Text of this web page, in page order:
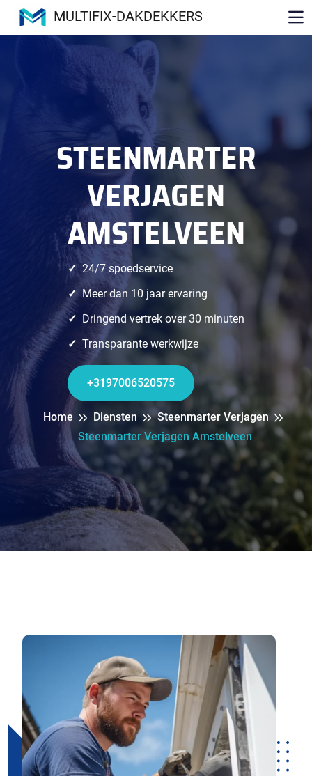
MULTIFIX-DAKDEKKERS
STEENMARTER
VERJAGEN
AMSTELVEEN
24/7 spoedservice
Meer dan 10 jaar ervaring
Dringend vertrek over 30 minuten
Transparante werkwijze
+3197006520575
Home Diensten
Steenmarter Verjagen
Steenmarter Verjagen Amstelveen